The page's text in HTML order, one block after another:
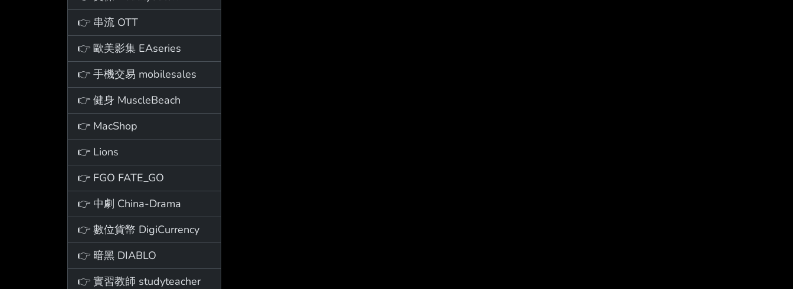
👉 串流 OTT
👉 歐美影集 EAseries
👉 手機交易 mobilesales
👉 健身 MuscleBeach
👉 MacShop
👉 Lions
👉 FGO FATE_GO
👉 中劇 China-Drama
👉 數位貨幣 DigiCurrency
👉 暗黑 DIABLO
👉 實習教師 studyteacher